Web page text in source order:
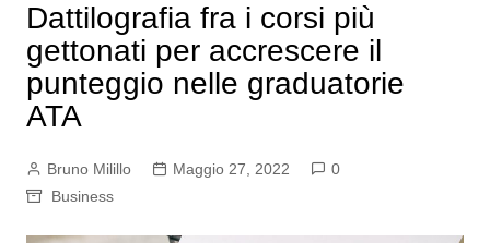
Dattilografia fra i corsi più
gettonati per accrescere il
punteggio nelle graduatorie
ATA
Bruno Milillo Maggio 27, 2022
0
Business